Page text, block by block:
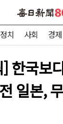
정치 사회 경제
한국보
일본,